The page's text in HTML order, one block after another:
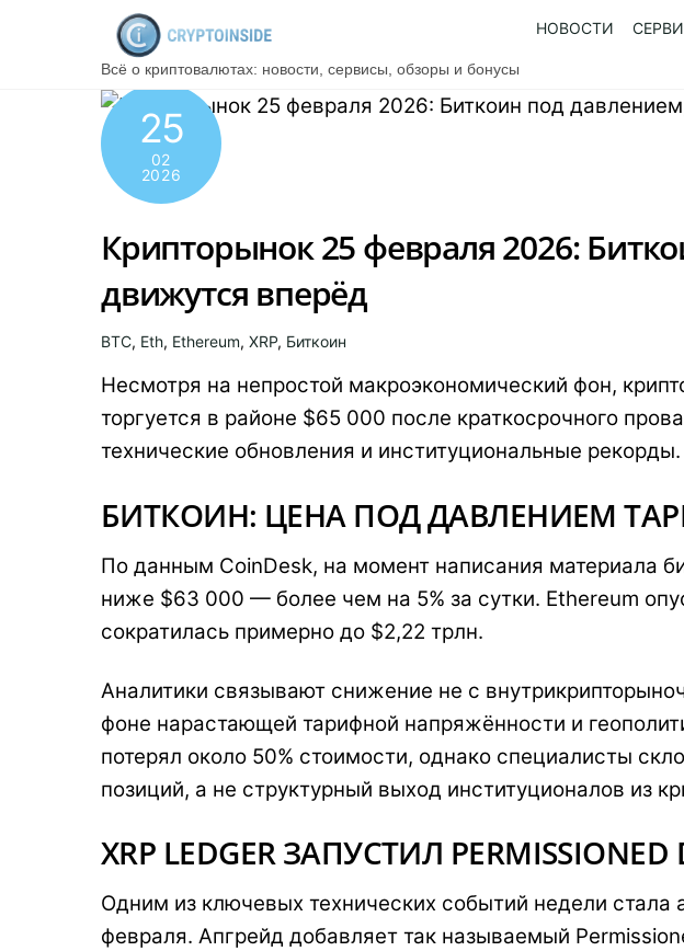
Всё о криптовалютах: новости, сервисы, обзоры и бонусы
НОВОСТИ
25
02
2026
Крипторынок 25 февраля 2026:
движутся вперёд
BTC, Eth, Ethereum, XRP, Биткоин
Несмотря на непростой макроэкономический фон,
торгуется в районе $65 000 после краткосрочного
технические обновления и институциональные
БИТКОИН: ЦЕНА ПОД ДАВЛЕНИЕМ
По данным CoinDesk, на момент написания материала
ниже $63 000 — более чем на 5% за сутки. Ethereum
сократилась примерно до $2,22 трлн.
Аналитики связывают снижение не с
фоне нарастающей тарифной напряжённости и
потерял около 50% стоимости, однако специалисты
позиций, а не структурный выход институционалов из
XRP LEDGER ЗАПУСТИЛ
Одним из ключевых технических событий недели стала
февраля. Апгрейд добавляет так называемый